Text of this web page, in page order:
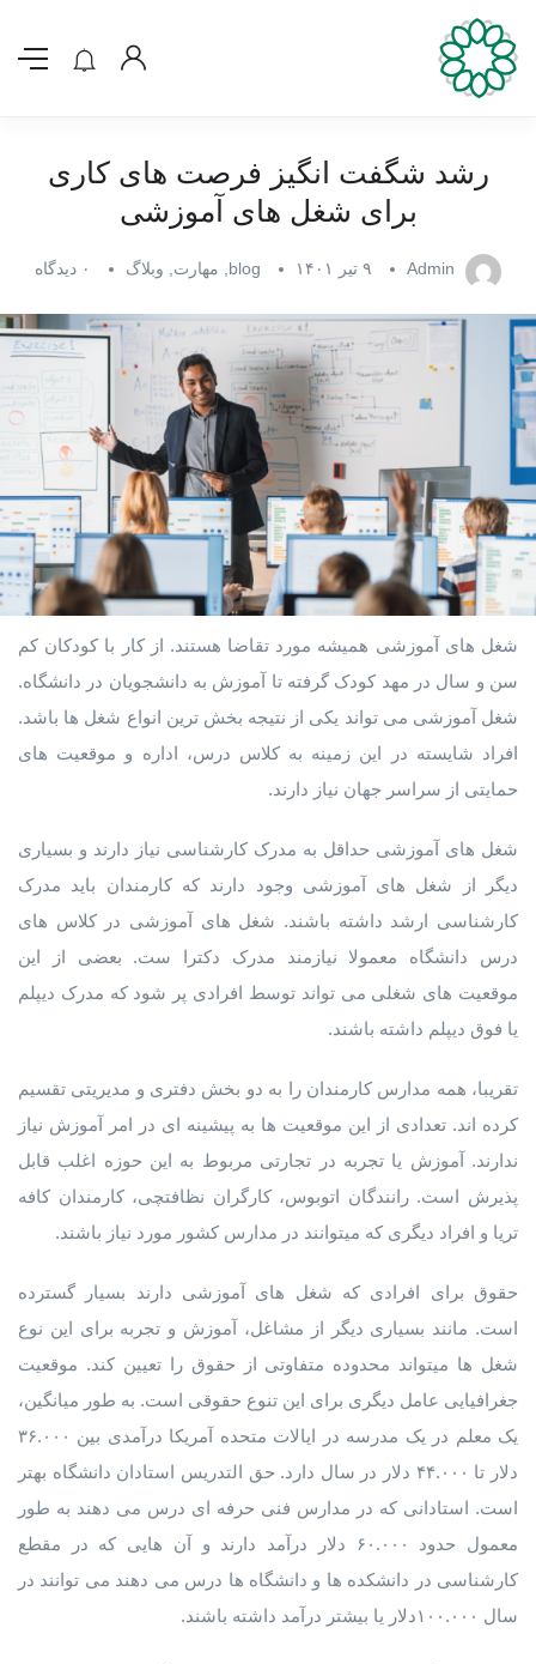
رشد شگفت انگیز فرصت های کاری
برای شغل های آموزشی
Admin ۹ تیر ۱۴۰۱ blog مهارت وبلاگ ۰ دیدگاه
شغل های آموزشی همیشه مورد تقاضا هستند. از کار با کودکان کم
سن و سال در مهد کودک گرفته تا آموزش به دانشجویان در دانشگاه.
شغل آموزشی می تواند یکی از نتیجه بخش ترین انواع شغل ها باشد.
افراد شایسته در این زمینه به کلاس درس، اداره و موقعیت های
حمایتی از سراسر جهان نیاز دارند.
شغل های آموزشی حداقل به مدرک کارشناسی نیاز دارند و بسیاری
دیگر از شغل های آموزشی وجود دارند که کارمندان باید مدرک
کارشناسی ارشد داشته باشند. شغل های آموزشی در کلاس های
درس دانشگاه معمولا نیازمند مدرک دکترا ست. بعضی از این
موقعیت های شغلی می تواند توسط افرادی پر شود که مدرک دیپلم
یا فوق دیپلم داشته باشند.
تقریبا، همه مدارس کارمندان را به دو بخش دفتری و مدیریتی تقسیم
کرده اند. تعدادی از این موقعیت ها به پیشینه ای در امر آموزش نیاز
ندارند. آموزش یا تجربه در تجارتی مربوط به این حوزه اغلب قابل
پذیرش است. رانندگان اتوبوس، کارگران نظافتچی، کارمندان کافه
تریا و افراد دیگری که میتوانند در مدارس کشور مورد نیاز باشند.
حقوق برای افرادی که شغل های آموزشی دارند بسیار گسترده
است. مانند بسیاری دیگر از مشاغل، آموزش و تجربه برای این نوع
شغل ها میتواند محدوده متفاوتی از حقوق را تعیین کند. موقعیت
جغرافیایی عامل دیگری برای این تنوع حقوقی است. به طور میانگین،
یک معلم در یک مدرسه در ایالات متحده آمریکا درآمدی بین ۳۶.۰۰۰
دلار تا ۴۴.۰۰۰ دلار در سال دارد. حق التدریس استادان دانشگاه بهتر
است. استادانی که در مدارس فنی حرفه ای درس می دهند به طور
معمول حدود ۶۰.۰۰۰ دلار درآمد دارند و آن هایی که در مقطع
کارشناسی در دانشکده ها و دانشگاه ها درس می دهند می توانند در
سال ۱۰۰.۰۰۰دلار یا بیشتر درآمد داشته باشند.